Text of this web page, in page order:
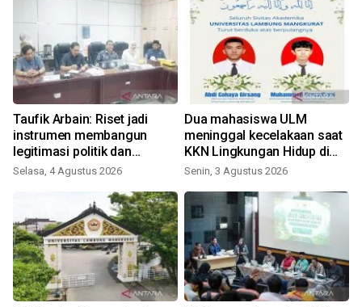
Taufik Arbain: Riset jadi
instrumen membangun
legitimasi politik dan
administratif DOB Gambut
Selasa, 4 Agustus 2026
Dua mahasiswa ULM
meninggal kecelakaan saat
KKN Lingkungan Hidup di
Tanbu
Senin, 3 Agustus 2026